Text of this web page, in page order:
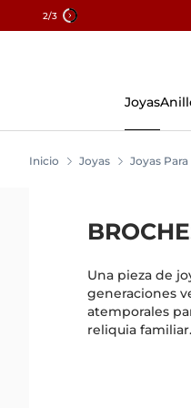
2/3
Joyas
Inicio Joyas Joyas
Una pieza de
generaciones
atemporales
reliquia familiar.